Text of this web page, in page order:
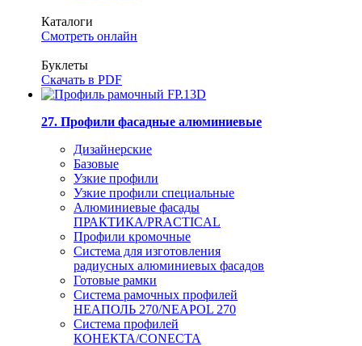
Каталоги
Смотреть онлайн
Буклеты
Скачать в PDF
27. Профили фасадные алюминиевые
Дизайнерские
Базовые
Узкие профили
Узкие профили специальные
Алюминиевые фасады
ПРАКТИКА/PRACTICAL
Профили кромочные
Система для изготовления
радиусных алюминиевых фасадов
Готовые рамки
Система рамочных профилей
НЕАПОЛЬ 270/NEAPOL 270
Система профилей
КОНЕКТА/CONECTA